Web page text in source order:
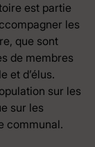
est partie
les
que sont
de membres
et d’élus.
sur les
sur les
communal.